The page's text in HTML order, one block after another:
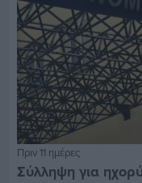
Πριν 11 ημέρες
Σύλληψη για